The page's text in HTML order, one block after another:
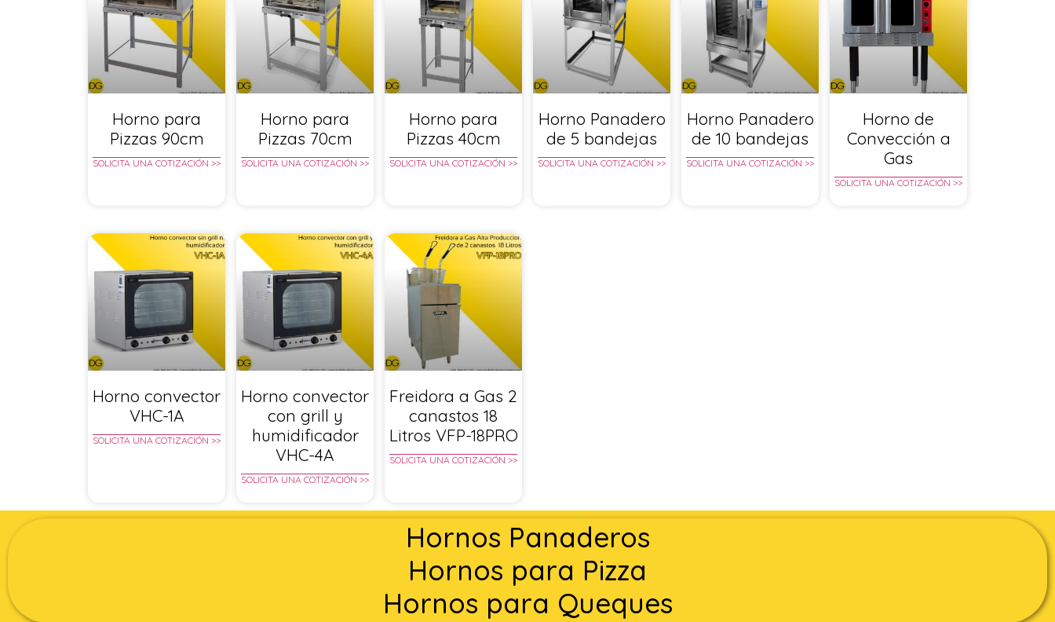
Horno para
Pizzas 90cm
SOLICITA UNA COTIZACIÓN >>
Horno para
Pizzas 70cm
SOLICITA UNA COTIZACIÓN >>
Horno para
Pizzas 40cm
SOLICITA UNA COTIZACIÓN >>
Horno Panadero
de 5 bandejas
SOLICITA UNA COTIZACIÓN >>
Horno Panadero
de 10 bandejas
SOLICITA UNA COTIZACIÓN >>
Horno de
Convección a
Gas
SOLICITA UNA COTIZACIÓN >>
Horno convector
VHC-1A
SOLICITA UNA COTIZACIÓN >>
Horno convector
con grill y
humidificador
VHC-4A
SOLICITA UNA COTIZACIÓN >>
Freidora a Gas 2
canastos 18
Litros VFP-18PRO
SOLICITA UNA COTIZACIÓN >>
Hornos Panaderos
Hornos para Pizza
Hornos para Queques